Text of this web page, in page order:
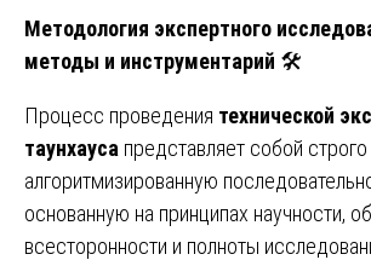
Методология экспертного
методы и инструментарий 🛠️
Процесс проведения технической
таунхауса представляет собой строго
алгоритмизированную
основанную на принципах научности,
всесторонности и полноты